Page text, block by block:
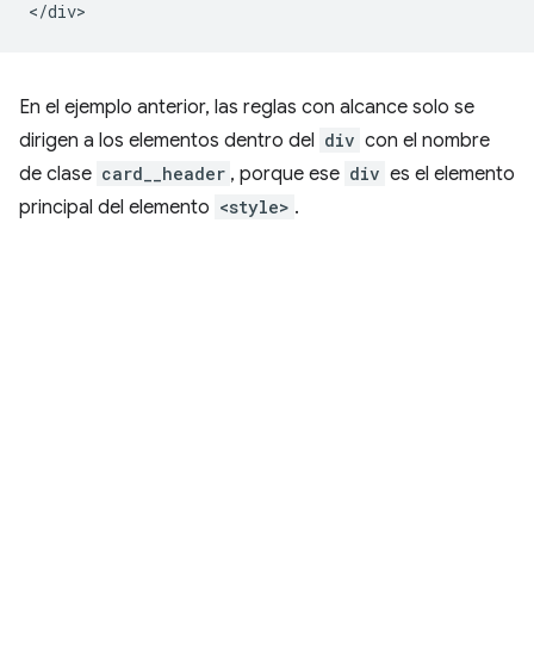
En el ejemplo anterior, las reglas con alcance solo se
dirigen a los elementos dentro del div con el nombre
de clase card__header , porque ese div es el elemento
principal del elemento <style> .